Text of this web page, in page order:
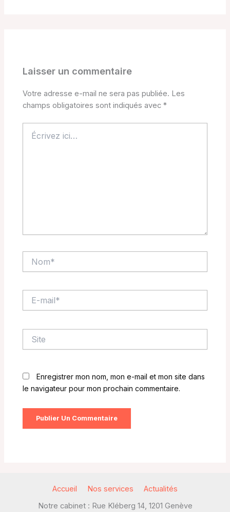
Laisser un commentaire
Votre adresse e-mail ne sera pas publiée. Les
champs obligatoires sont indiqués avec*
ici…
mail*
Enregistrer mon nom, mon e-mail et mon site dans
le navigateur pour mon prochain commentaire.
Accueil Nos services
Actualités
Notre cabinet : Rue Kléberg 14, 1201 Genève